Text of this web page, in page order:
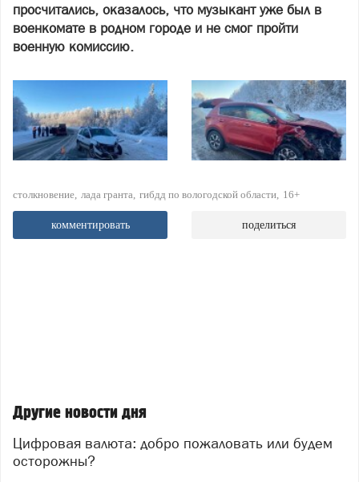
просчитались, оказалось, что музыкант уже был в
военкомате в родном городе и не смог пройти
военную комиссию.
столкновение лада гранта гибдд по вологодской области 16+
комментировать поделиться
Другие новости дня
Цифровая валюта: добро пожаловать или будем
осторожны?